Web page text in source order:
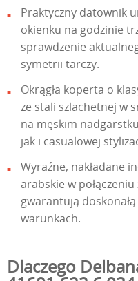
Praktyczny datownik
okienku na godzinie
sprawdzenie
symetrii tarczy.
Okrągła koperta o
ze stali szlachetnej w
na męskim
jak i casualowej
Wyraźne, nakładane
arabskie w
gwarantują
warunkach.
Dlaczego